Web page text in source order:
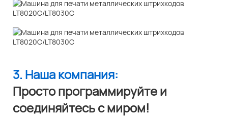
3. Наша компания:
Просто программируйте и
соединяйтесь с миром!